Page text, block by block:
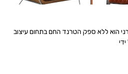
הוא ללא ספק הטרנד החם בתחום עיצוב